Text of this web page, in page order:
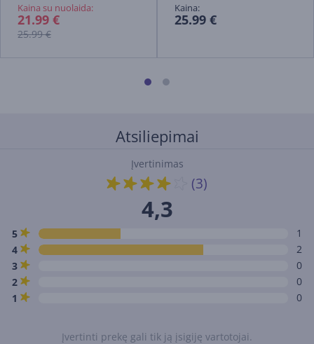
Kaina su nuolaida:
21.99 €
25.99 €
Kaina:
25.99 €
Atsiliepimai
Įvertinimas
(3)
4,3
5
1
4
2
3
0
2
0
1
0
Įvertinti prekę gali tik ją įsigiję vartotojai.